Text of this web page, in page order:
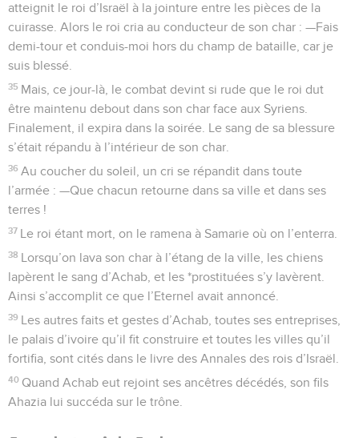
atteignit le roi d’Israël à la jointure entre les pièces de la
cuirasse. Alors le roi cria au conducteur de son char : —Fais
demi-tour et conduis-moi hors du champ de bataille, car je
suis blessé.
35 Mais, ce jour-là, le combat devint si rude que le roi dut
être maintenu debout dans son char face aux Syriens.
Finalement, il expira dans la soirée. Le sang de sa blessure
s’était répandu à l’intérieur de son char.
36 Au coucher du soleil, un cri se répandit dans toute
l’armée : —Que chacun retourne dans sa ville et dans ses
terres !
37 Le roi étant mort, on le ramena à Samarie où on l’enterra.
38 Lorsqu’on lava son char à l’étang de la ville, les chiens
lapèrent le sang d’Achab, et les *prostituées s’y lavèrent.
Ainsi s’accomplit ce que l’Eternel avait annoncé.
39 Les autres faits et gestes d’Achab, toutes ses entreprises,
le palais d’ivoire qu’il fit construire et toutes les villes qu’il
fortifia, sont cités dans le livre des Annales des rois d’Israël.
40 Quand Achab eut rejoint ses ancêtres décédés, son fils
Ahazia lui succéda sur le trône.